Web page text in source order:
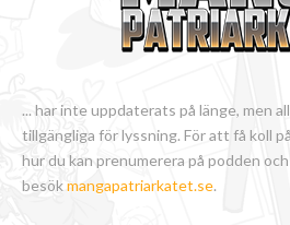
... har inte uppdaterats på länge, men
tillgängliga för lyssning. För att få koll
hur du kan prenumerera på podden
besökmangapatriarkatet.se.